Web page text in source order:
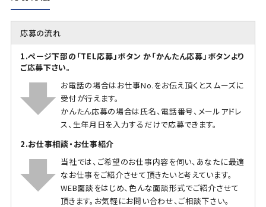
応募の流れ
1.ページ下部の「TEL応募」ボタン か「かんたん応募」ボタンより
ご応募下さい。
お電話の場合はお仕事No.をお伝え頂くとスムーズに
受付が行えます。
かんたん応募の場合は氏名、電話番号、メールアドレ
ス、生年月日を入力するだけで応募できます。
2.お仕事相談・お仕事紹介
当社では、ご希望のお仕事内容を伺い、あなたに最適
なお仕事をご紹介させて頂きたいと考えています。
WEB面談をはじめ、色んな面談形式でご紹介させて
頂きます。お気軽にお問い合わせ、ご相談下さい。